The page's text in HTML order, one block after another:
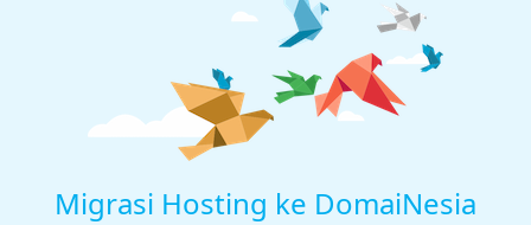
Migrasi Hosting ke DomaiNesia